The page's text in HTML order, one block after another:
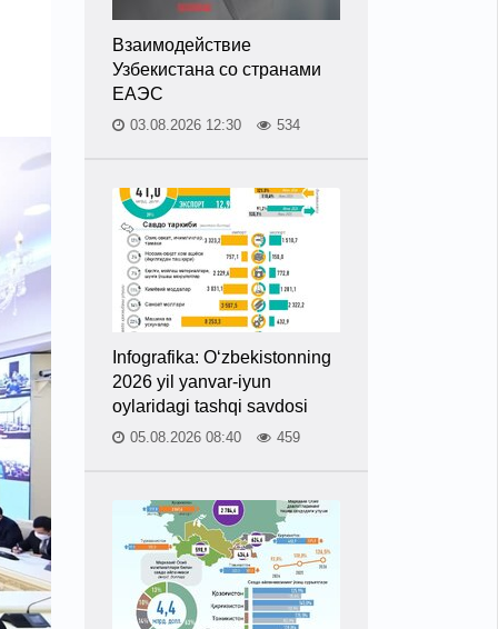
Взаимодействие
Узбекистана со странами
ЕАЭС
03.08.2026 12:30 534
Infografika: O‘zbekistonning
2026 yil yanvar-iyun
oylaridagi tashqi savdosi
05.08.2026 08:40 459